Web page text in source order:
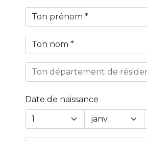
Ton département de
Date de naissance
Year
Day